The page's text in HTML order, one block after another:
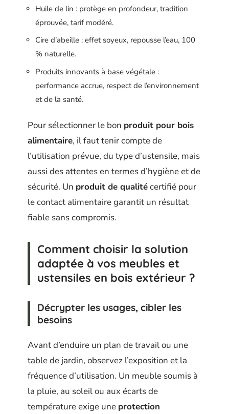
Huile de lin : protège en profondeur, tradition
éprouvée, tarif modéré.
Cire d’abeille : effet soyeux, repousse l’eau, 100
% naturelle.
Produits innovants à base végétale :
performance accrue, respect de l’environnement
et de la santé.
Pour sélectionner le bon produit pour bois
alimentaire, il faut tenir compte de
l’utilisation prévue, du type d’ustensile, mais
aussi des attentes en termes d’hygiène et de
sécurité. Un produit de qualitécertifié pour
le contact alimentaire garantit un résultat
fiable sans compromis.
Comment choisir la solution
adaptée à vos meubles et
ustensiles en bois extérieur ?
Décrypter les usages, cibler les
besoins
Avant d’enduire un plan de travail ou une
table de jardin, observez l’exposition et la
fréquence d’utilisation. Un meuble soumis à
la pluie, au soleil ou aux écarts de
température exige une protection